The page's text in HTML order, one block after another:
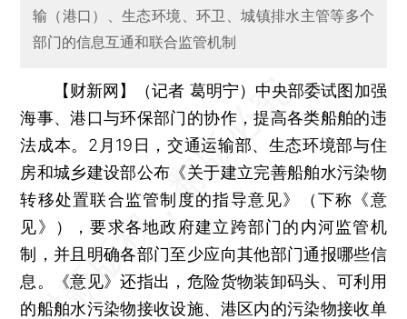
输（港口）、生态环境、环卫、城镇排水主管等多个
部门的信息互通和联合监管机制
【财新网】（记者 葛明宁） 中央部委试图加强
海事、港口与环保部门的协作，提高各类船舶的违
法成本。2月19日，交通运输部、生态环境部与住
房和城乡建设部公布《关于建立完善船舶水污染物
转移处置联合监管制度的指导意见》（下称《意
见》），要求各地政府建立跨部门的内河监管机
制，并且明确各部门至少应向其他部门通报哪些信
息。《意见》还指出，危险货物装卸码头、可利用
的船舶水污染物接收设施、港区内的污染物接收单